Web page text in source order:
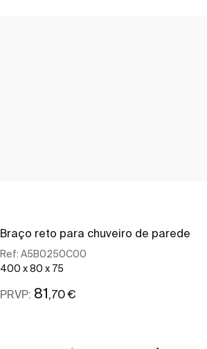
Braço reto para chuveiro de parede
Ref: A5B0250C00
400 x 80 x 75
PRVP: 81 ,70 €